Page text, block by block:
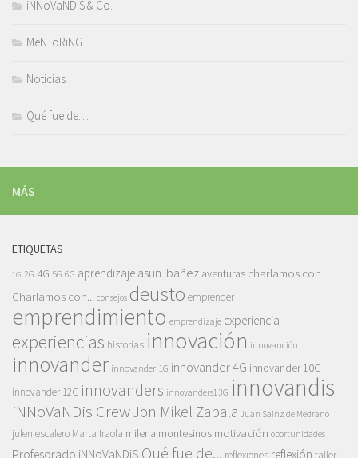
iNNoVaNDiS & Co.
MeNToRiNG
Noticias
Qué fue de…
MÁS
ETIQUETAS
1G 2G 4G 5G 6G aprendizaje asun ibañez aventuras charlamos con
Charlamos con...
consejos deusto emprender
emprendimiento emprendizaje experiencia
experiencias historias innovación innovanción
innovander innovander 1G innovander 4G innovander 10G
innovander 12G innovanders innovanders13G innovandis
iNNoVaNDis CrewJon Mikel Zabala Juan Sainz de Medrano
julen escalero Marta Iraola milena montesinos motivación oportunidades
Profesorado iNNoVaNDiS Qué fue de... reflexiones reflexión taller